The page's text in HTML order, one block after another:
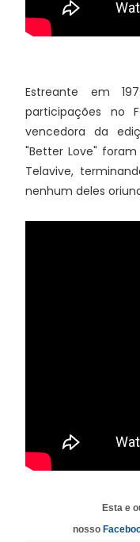
Estreante em
participações no
vencedora da
"Better Love"
Telavive,
nenhum deles
Esta e
nosso